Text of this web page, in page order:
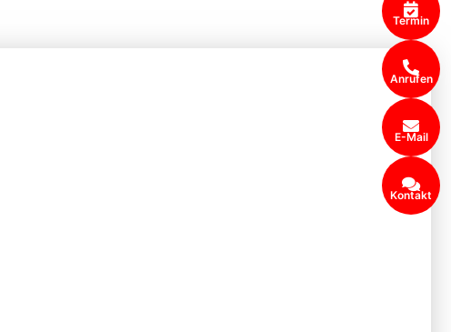
Termin
Anrufen
E-Mail
Kontakt